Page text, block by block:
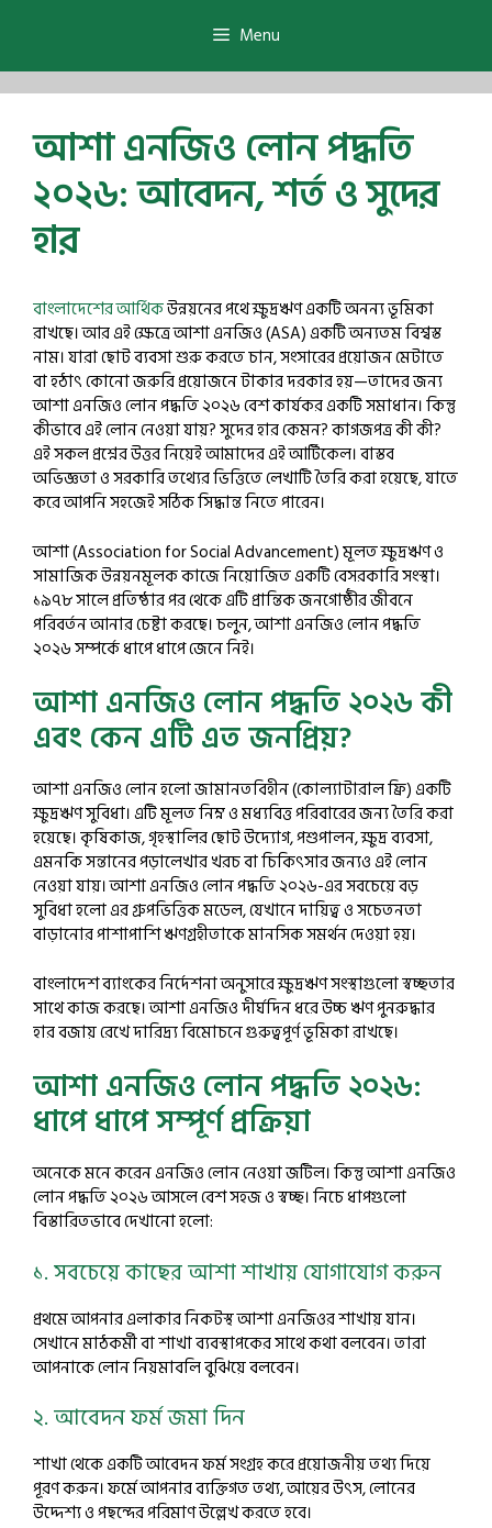
Menu
আশা এনজিও লোন পদ্ধতি
২০২৬: আবেদন, শর্ত ও সুদের
হার
বাংলাদেশের আর্থিকউন্নয়নের পথে ক্ষুদ্রঋণ একটি অনন্য ভূমিকা
রাখছে। আর এই ক্ষেত্রে আশা এনজিও (ASA) একটি অন্যতম বিশ্বস্ত
নাম। যারা ছোট ব্যবসা শুরু করতে চান, সংসারের প্রয়োজন মেটাতে
বা হঠাৎ কোনো জরুরি প্রয়োজনে টাকার দরকার হয়—তাদের জন্য
আশা এনজিও লোন পদ্ধতি ২০২৬ বেশ কার্যকর একটি সমাধান। কিন্তু
কীভাবে এই লোন নেওয়া যায়? সুদের হার কেমন? কাগজপত্র কী কী?
এই সকল প্রশ্নের উত্তর নিয়েই আমাদের এই আর্টিকেল। বাস্তব
অভিজ্ঞতা ও সরকারি তথ্যের ভিত্তিতে লেখাটি তৈরি করা হয়েছে, যাতে
করে আপনি সহজেই সঠিক সিদ্ধান্ত নিতে পারেন।
আশা (Association for Social Advancement) মূলত ক্ষুদ্রঋণ ও
সামাজিক উন্নয়নমূলক কাজে নিয়োজিত একটি বেসরকারি সংস্থা।
১৯৭৮ সালে প্রতিষ্ঠার পর থেকে এটি প্রান্তিক জনগোষ্ঠীর জীবনে
পরিবর্তন আনার চেষ্টা করছে। চলুন, আশা এনজিও লোন পদ্ধতি
২০২৬ সম্পর্কে ধাপে ধাপে জেনে নিই।
আশা এনজিও লোন পদ্ধতি ২০২৬ কী
এবং কেন এটি এত জনপ্রিয়?
আশা এনজিও লোন হলো জামানতবিহীন (কোল্যাটারাল ফ্রি) একটি
ক্ষুদ্রঋণ সুবিধা। এটি মূলত নিম্ন ও মধ্যবিত্ত পরিবারের জন্য তৈরি করা
হয়েছে। কৃষিকাজ, গৃহস্থালির ছোট উদ্যোগ, পশুপালন, ক্ষুদ্র ব্যবসা,
এমনকি সন্তানের পড়ালেখার খরচ বা চিকিৎসার জন্যও এই লোন
নেওয়া যায়। আশা এনজিও লোন পদ্ধতি ২০২৬-এর সবচেয়ে বড়
সুবিধা হলো এর গ্রুপভিত্তিক মডেল, যেখানে দায়িত্ব ও সচেতনতা
বাড়ানোর পাশাপাশি ঋণগ্রহীতাকে মানসিক সমর্থন দেওয়া হয়।
বাংলাদেশ ব্যাংকের নির্দেশনা অনুসারে ক্ষুদ্রঋণ সংস্থাগুলো স্বচ্ছতার
সাথে কাজ করছে। আশা এনজিও দীর্ঘদিন ধরে উচ্চ ঋণ পুনরুদ্ধার
হার বজায় রেখে দারিদ্র্য বিমোচনে গুরুত্বপূর্ণ ভূমিকা রাখছে।
আশা এনজিও লোন পদ্ধতি ২০২৬:
ধাপে ধাপে সম্পূর্ণ প্রক্রিয়া
অনেকে মনে করেন এনজিও লোন নেওয়া জটিল। কিন্তু আশা এনজিও
লোন পদ্ধতি ২০২৬ আসলে বেশ সহজ ও স্বচ্ছ। নিচে ধাপগুলো
বিস্তারিতভাবে দেখানো হলো:
১. সবচেয়ে কাছের আশা শাখায় যোগাযোগ করুন
প্রথমে আপনার এলাকার নিকটস্থ আশা এনজিওর শাখায় যান।
সেখানে মাঠকর্মী বা শাখা ব্যবস্থাপকের সাথে কথা বলবেন। তারা
আপনাকে লোন নিয়মাবলি বুঝিয়ে বলবেন।
২. আবেদন ফর্ম জমা দিন
শাখা থেকে একটি আবেদন ফর্ম সংগ্রহ করে প্রয়োজনীয় তথ্য দিয়ে
পূরণ করুন। ফর্মে আপনার ব্যক্তিগত তথ্য, আয়ের উৎস, লোনের
উদ্দেশ্য ও পছন্দের পরিমাণ উল্লেখ করতে হবে।